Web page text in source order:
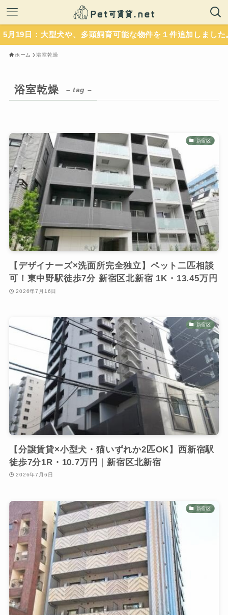
大型犬や、多頭飼育可能な物件を１件追加しました。いず
ホーム 浴室乾燥
浴室乾燥 – tag –
新宿区
【デザイナーズ×洗面所完全独立】ペット二匹相談
可！東中野駅徒歩7分 新宿区北新宿 1K・13.45万円
2026年7月16日
新宿区
【分譲賃貸×小型犬・猫いずれか2匹OK】西新宿駅
徒歩7分1R・10.7万円｜新宿区北新宿
2026年7月6日
新宿区